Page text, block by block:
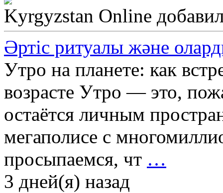
Kyrgyzstan Online
Әртіс ритуалы және
Утро на планете: как
возрасте Утро — это,
остаётся личным
мегаполисе с
просыпаемся, чт …
3 дней(я) назад